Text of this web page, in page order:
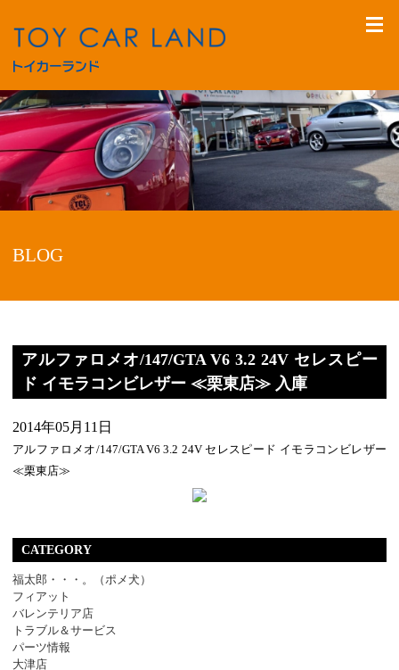
BLOG
アルファロメオ/147/GTA V6 3.2 24V セレスピー
ド イモラコンビレザー ≪栗東店≫ 入庫
2014年05月11日
アルファロメオ/147/GTA V6 3.2 24V セレスピード イモラコンビレザー
≪栗東店≫
CATEGORY
福太郎・・・。（ポメ犬）
フィアット
バレンテリア店
トラブル＆サービス
パーツ情報
大津店